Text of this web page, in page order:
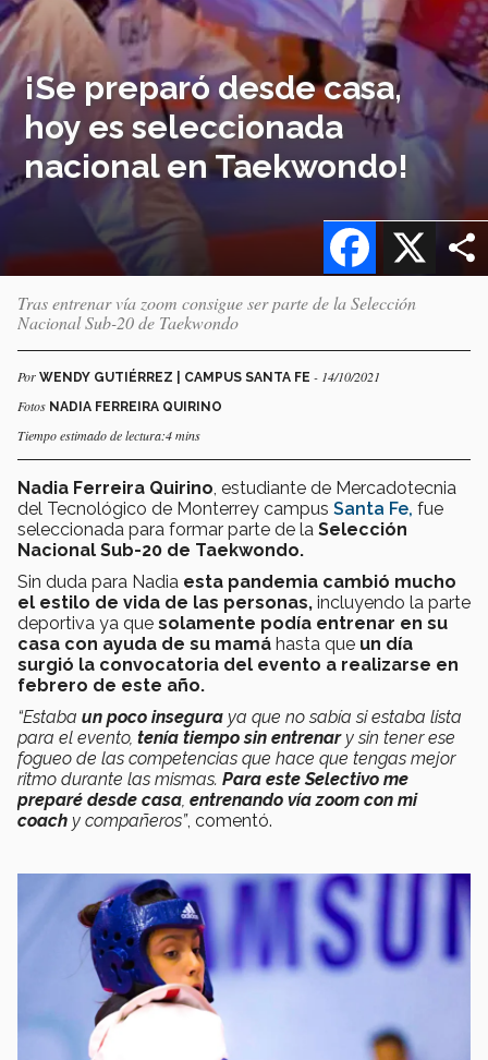
¡Se preparó desde casa,
hoy es seleccionada
nacional en Taekwondo!
X
Facebook
Tras entrenar vía zoom consigue ser parte de la Selección
Nacional Sub-20 de Taekwondo
Por WENDY GUTIÉRREZ | CAMPUS SANTA FE - 14/10/2021
Fotos NADIA FERREIRA QUIRINO
Tiempo estimado de lectura:4 mins
Nadia Ferreira Quirino , estudiante de Mercadotecnia
del Tecnológico de Monterrey campus Santa Fe, fue
seleccionada para formar parte de la Selección
Nacional Sub-20 de Taekwondo.
Sin duda para Nadia esta pandemia cambió mucho
el estilo de vida de las personas, incluyendo la parte
deportiva ya que solamente podía entrenar en su
casa con ayuda de su mamá hasta que un día
surgió la convocatoria del evento a realizarse en
febrero de este año.
“Estaba un poco insegura ya que no sabía si estaba lista
para el evento, tenía tiempo sin entrenary sin tener ese
fogueo de las competencias que hace que tengas mejor
ritmo durante las mismas. Para este Selectivo me
preparé desde casa entrenando vía zoom con mi
coach y compañeros”, comentó.